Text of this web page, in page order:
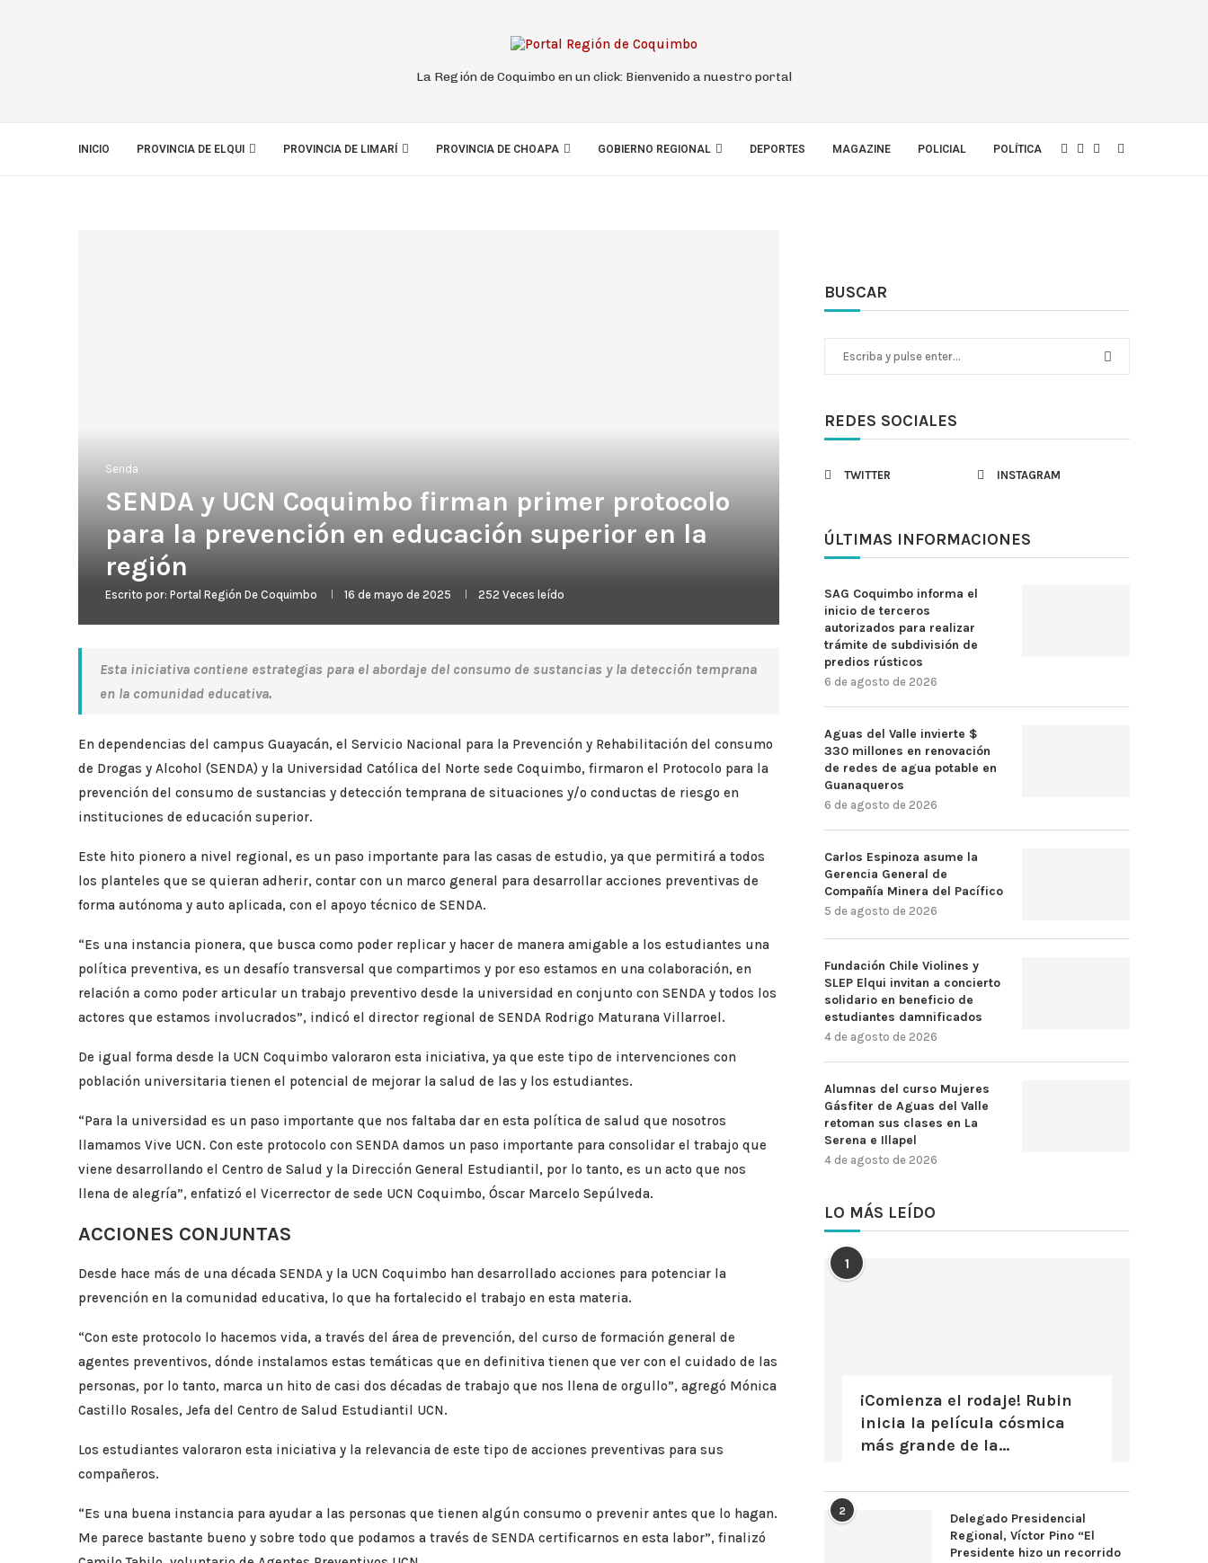
La Región de Coquimbo en un click: Bienvenido a nuestro portal
INICIO PROVINCIA DE ELQUI PROVINCIA DE LIMARÍ PROVINCIA DE CHOAPA GOBIERNO REGIONAL DEPORTES MAGAZINE POLICIAL POLÍTICA
Senda
SENDA y UCN Coquimbo firman primer protocolo
para la prevención en educación superior en la
región
Escrito por: Portal Región De Coquimbo 16 de mayo de 2025 252 Veces leído
Esta iniciativa contiene estrategias para el abordaje del consumo de sustancias y la detección temprana
en la comunidad educativa.
En dependencias del campus Guayacán, el Servicio Nacional para la Prevención y Rehabilitación del consumo
de Drogas y Alcohol (SENDA) y la Universidad Católica del Norte sede Coquimbo, firmaron el Protocolo para la
prevención del consumo de sustancias y detección temprana de situaciones y/o conductas de riesgo en
instituciones de educación superior.
Este hito pionero a nivel regional, es un paso importante para las casas de estudio, ya que permitirá a todos
los planteles que se quieran adherir, contar con un marco general para desarrollar acciones preventivas de
forma autónoma y auto aplicada, con el apoyo técnico de SENDA.
“Es una instancia pionera, que busca como poder replicar y hacer de manera amigable a los estudiantes una
política preventiva, es un desafío transversal que compartimos y por eso estamos en una colaboración, en
relación a como poder articular un trabajo preventivo desde la universidad en conjunto con SENDA y todos los
actores que estamos involucrados”, indicó el director regional de SENDA Rodrigo Maturana Villarroel.
De igual forma desde la UCN Coquimbo valoraron esta iniciativa, ya que este tipo de intervenciones con
población universitaria tienen el potencial de mejorar la salud de las y los estudiantes.
“Para la universidad es un paso importante que nos faltaba dar en esta política de salud que nosotros
llamamos Vive UCN. Con este protocolo con SENDA damos un paso importante para consolidar el trabajo que
viene desarrollando el Centro de Salud y la Dirección General Estudiantil, por lo tanto, es un acto que nos
llena de alegría”, enfatizó el Vicerrector de sede UCN Coquimbo, Óscar Marcelo Sepúlveda.
ACCIONES CONJUNTAS
Desde hace más de una década SENDA y la UCN Coquimbo han desarrollado acciones para potenciar la
prevención en la comunidad educativa, lo que ha fortalecido el trabajo en esta materia.
“Con este protocolo lo hacemos vida, a través del área de prevención, del curso de formación general de
agentes preventivos, dónde instalamos estas temáticas que en definitiva tienen que ver con el cuidado de las
personas, por lo tanto, marca un hito de casi dos décadas de trabajo que nos llena de orgullo”, agregó Mónica
Castillo Rosales, Jefa del Centro de Salud Estudiantil UCN.
Los estudiantes valoraron esta iniciativa y la relevancia de este tipo de acciones preventivas para sus
compañeros.
“Es una buena instancia para ayudar a las personas que tienen algún consumo o prevenir antes que lo hagan.
Me parece bastante bueno y sobre todo que podamos a través de SENDA certificarnos en esta labor”, finalizó
BUSCAR
REDES SOCIALES
TWITTER INSTAGRAM
ÚLTIMAS INFORMACIONES
SAG Coquimbo informa el
inicio de terceros
autorizados para realizar
trámite de subdivisión de
predios rústicos
6 de agosto de 2026
Aguas del Valle invierte $
330 millones en renovación
de redes de agua potable en
Guanaqueros
6 de agosto de 2026
Carlos Espinoza asume la
Gerencia General de
Compañía Minera del Pacífico
5 de agosto de 2026
Fundación Chile Violines y
SLEP Elqui invitan a concierto
solidario en beneficio de
estudiantes damnificados
4 de agosto de 2026
Alumnas del curso Mujeres
Gásfiter de Aguas del Valle
retoman sus clases en La
Serena e Illapel
4 de agosto de 2026
LO MÁS LEÍDO
1
¡Comienza el rodaje! Rubin
inicia la película cósmica
más grande de la...
2
Delegado Presidencial
Regional, Víctor Pino “El
Presidente hizo un recorrido